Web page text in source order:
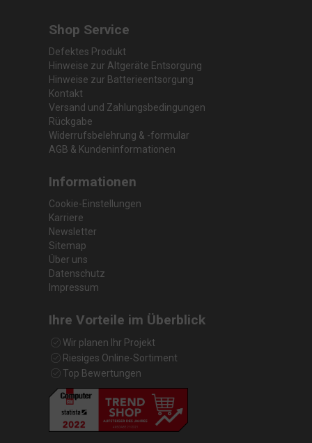
Shop Service
Defektes Produkt
Hinweise zur Altgeräte Entsorgung
Hinweise zur Batterieentsorgung
Kontakt
Versand und Zahlungsbedingungen
Rückgabe
Widerrufsbelehrung & -formular
AGB & Kundeninformationen
Informationen
Cookie-Einstellungen
Karriere
Newsletter
Sitemap
Über uns
Datenschutz
Impressum
Ihre Vorteile im Überblick
Wir planen Ihr Projekt
Riesiges Online-Sortiment
Top Bewertungen